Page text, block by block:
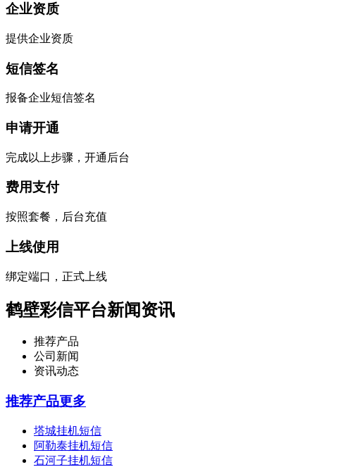
企业资质
提供企业资质
短信签名
报备企业短信签名
申请开通
完成以上步骤，开通后台
费用支付
按照套餐，后台充值
上线使用
绑定端口，正式上线
鹤壁彩信平台新闻资讯
推荐产品
公司新闻
资讯动态
推荐产品更多
塔城挂机短信
阿勒泰挂机短信
石河子挂机短信